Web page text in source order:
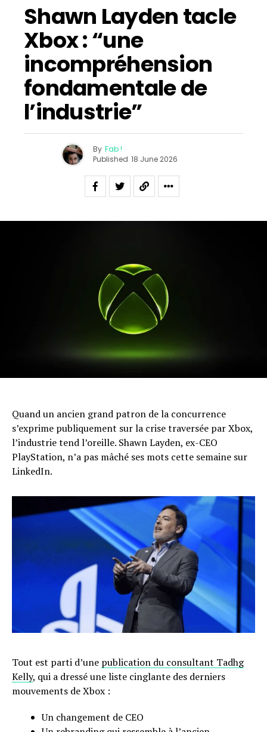
Shawn Layden tacle
Xbox : “une
incompréhension
fondamentale de
l’industrie”
By Fab !
Published 18 June 2026
Quand un ancien grand patron de la concurrence
s’exprime publiquement sur la crise traversée par Xbox,
l’industrie tend l’oreille. Shawn Layden, ex-CEO
PlayStation, n’a pas mâché ses mots cette semaine sur
LinkedIn.
Tout est parti d’une publication du consultant Tadhg
Kelly, qui a dressé une liste cinglante des derniers
mouvements de Xbox :
Un changement de CEO